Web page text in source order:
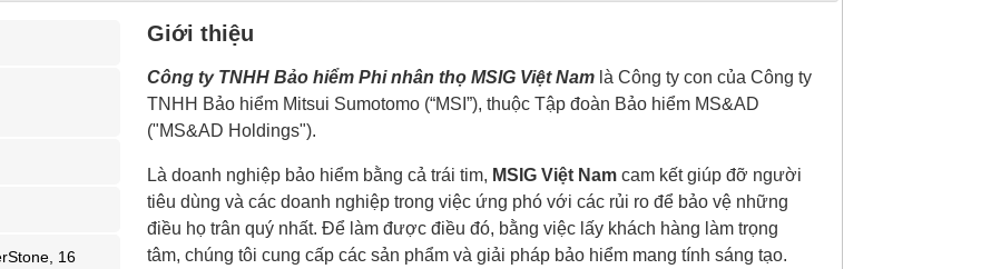
16
Giới thiệu
Công ty TNHH Bảo hiểm Phi nhân thọ MSIG Việt Nam là Công ty con của Công ty
TNHH Bảo hiểm Mitsui Sumotomo (“MSI”), thuộc Tập đoàn Bảo hiểm MS&AD
("MS&AD Holdings").
Là doanh nghiệp bảo hiểm bằng cả trái tim, MSIG Việt Nam cam kết giúp đỡ người
tiêu dùng và các doanh nghiệp trong việc ứng phó với các rủi ro để bảo vệ những
điều họ trân quý nhất. Để làm được điều đó, bằng việc lấy khách hàng làm trọng
tâm, chúng tôi cung cấp các sản phẩm và giải pháp bảo hiểm mang tính sáng tạo.